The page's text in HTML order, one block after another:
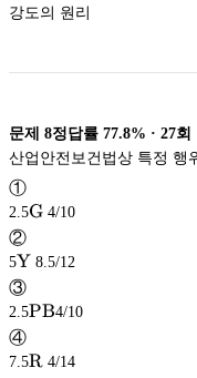
강도의 원리
문제 8정답률 77.8% · 27회
산업안전보건법상 특정 행
①
2.5\textup{G}
G 4/10
②
5\textup{Y}
Y
Y 8.5/12
③
2.5\textup{PB}
PB4/10
④
7.5\textup{R}
R 4/14